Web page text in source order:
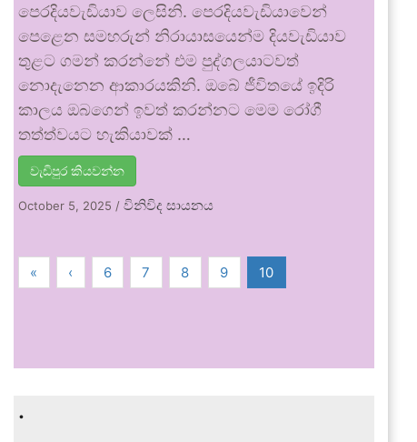
පෙරදියවැඩියාව ලෙසිනි. පෙරදියවැඩියාවෙන්
පෙළෙන සමහරුන් නිරායාසයෙන්ම දියවැඩියාව
තුළට ගමන් කරන්නේ එම පුද්ගලයාටවත්
නොදැනෙන ආකාරයකිනි. ඔබේ ජීවිතයේ ඉදිරි
කාලය ඔබගෙන් ඉවත් කරන්නට මෙම රෝගී
තත්ත්වයට හැකියාවක් …
වැඩිපුර කියවන්න
October 5, 2025 /විනිවිද සායනය
« ‹ 6 7 8 9 10
.